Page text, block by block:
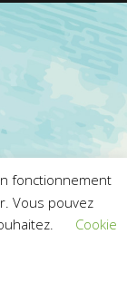
fonctionnement
Vous pouvez
Cookie